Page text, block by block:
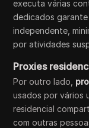
executa várias
dedicados
independente,
por atividades
Proxies
Por outro lado,
usados por vários
residencial
com outras